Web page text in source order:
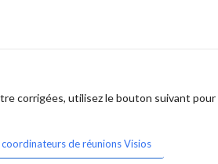
corrigées, utilisez le bouton suivant pour
de réunions Visios